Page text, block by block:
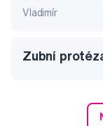
Vladimír
Zubní